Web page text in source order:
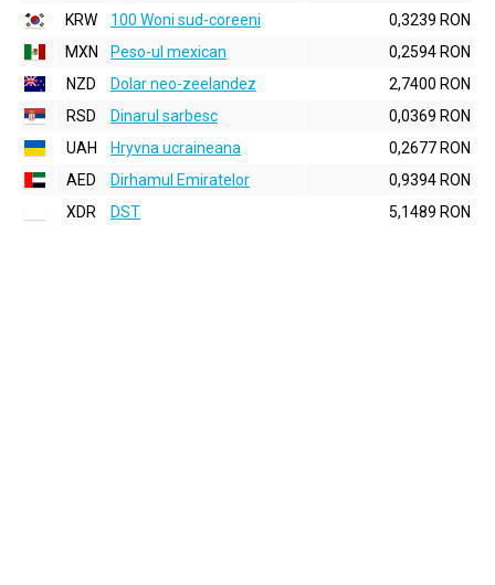
KRW
100 Woni sud-coreeni
0,3239 RON
MXN
Peso-ul mexican
0,2594 RON
NZD
Dolar neo-zeelandez
2,7400 RON
RSD
Dinarul sarbesc
0,0369 RON
UAH
Hryvna ucraineana
0,2677 RON
AED
Dirhamul Emiratelor
0,9394 RON
XDR
DST 5,1489 RON